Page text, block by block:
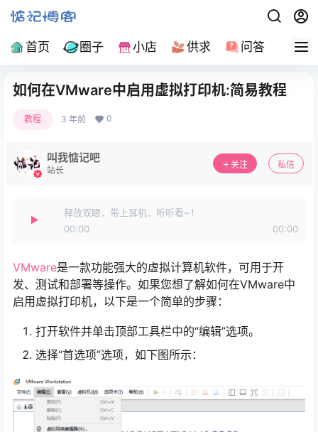
首页 圈子 小店 供求 问答 导航
如何在VMware中启用虚拟打印机:简易教程
教程 3 年前 0
叫我惦记吧
站长
关注 私信
释放双眼，带上耳机，听听看~！
00:00
00:00
VMware是一款功能强大的虚拟计算机软件，可用于开
发、测试和部署等操作。如果您想了解如何在VMware中
启用虚拟打印机，以下是一个简单的步骤：
打开软件并单击顶部工具栏中的“编辑”选项。
选择“首选项”选项，如下图所示：